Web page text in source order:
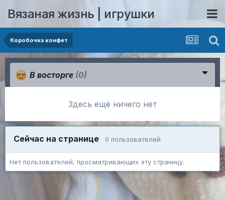
Вязаная жизнь | игрушки
Коробочка конфет
В восторге (0)
Здесь ещё ничего нет
Сейчас на странице 0 пользователей
Нет пользователей, просматривающих эту страницу.